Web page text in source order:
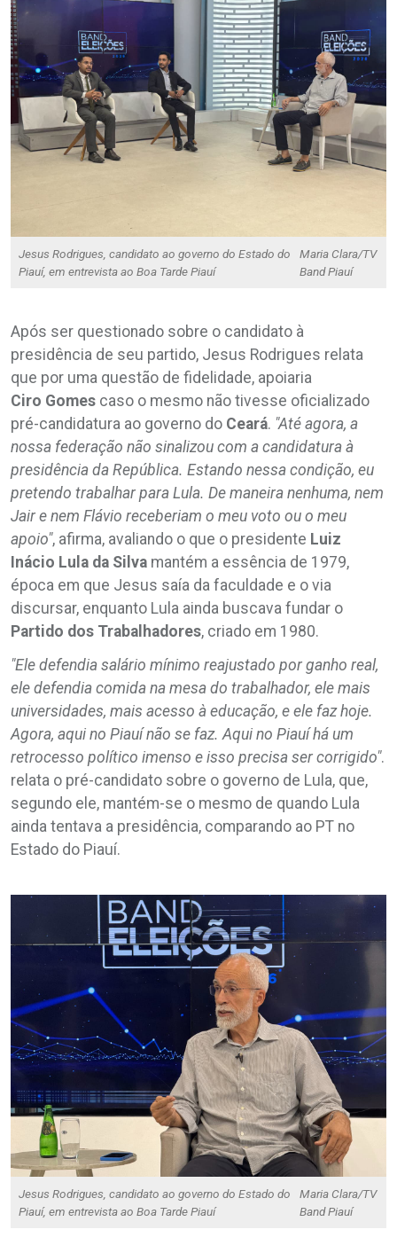
Jesus Rodrigues, candidato ao governo do Estado do
Piauí, em entrevista ao Boa Tarde Piauí
Maria Clara/TV
Band Piauí
Após ser questionado sobre o candidato à
presidência de seu partido, Jesus Rodrigues relata
que por uma questão de fidelidade, apoiaria
Ciro Gomes caso o mesmo não tivesse oficializado
pré-candidatura ao governo do Ceará. "Até agora, a
nossa federação não sinalizou com a candidatura à
presidência da República. Estando nessa condição, eu
pretendo trabalhar para Lula. De maneira nenhuma, nem
Jair e nem Flávio receberiam o meu voto ou o meu
apoio", afirma, avaliando o que o presidente Luiz
Inácio Lula da Silva mantém a essência de 1979,
época em que Jesus saía da faculdade e o via
discursar, enquanto Lula ainda buscava fundar o
Partido dos Trabalhadores, criado em 1980.
"Ele defendia salário mínimo reajustado por ganho real,
ele defendia comida na mesa do trabalhador, ele mais
universidades, mais acesso à educação, e ele faz hoje.
Agora, aqui no Piauí não se faz. Aqui no Piauí há um
retrocesso político imenso e isso precisa ser corrigido".
relata o pré-candidato sobre o governo de Lula, que,
segundo ele, mantém-se o mesmo de quando Lula
ainda tentava a presidência, comparando ao PT no
Estado do Piauí.
Jesus Rodrigues, candidato ao governo do Estado do
Piauí, em entrevista ao Boa Tarde Piauí
Maria Clara/TV
Band Piauí